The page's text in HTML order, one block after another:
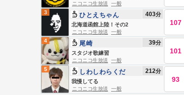
ハーサル練習
ニコニコ生放送 一般
3
北海道函館上陸！その2
ひとえちゃん 403分
107
ニコニコ生放送 一般
4
スタジオ歌練習
尾崎 39分
101
ニコニコ生放送 一般
5
我慢してる
しわしわらくだ 212分
93
ニコニコ生放送 一般